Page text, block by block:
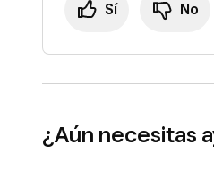
Sí No
¿Aún necesitas